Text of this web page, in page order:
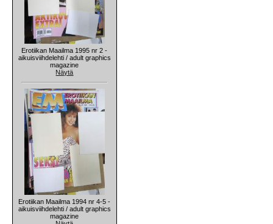
Erotiikan Maailma 1995 nr 2 -
aikuisviihdelehti / adult graphics
magazine
Näytä
Erotiikan Maailma 1994 nr 4-5 -
aikuisviihdelehti / adult graphics
magazine